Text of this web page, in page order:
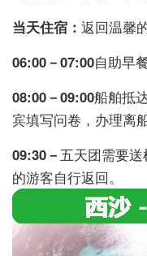
当天住宿： 返回温馨
06:00－07:00自助早餐
08:00－09:00船舶抵
宾填写问卷，办理离
09:30－ 五天团需要
的游客自行返回。